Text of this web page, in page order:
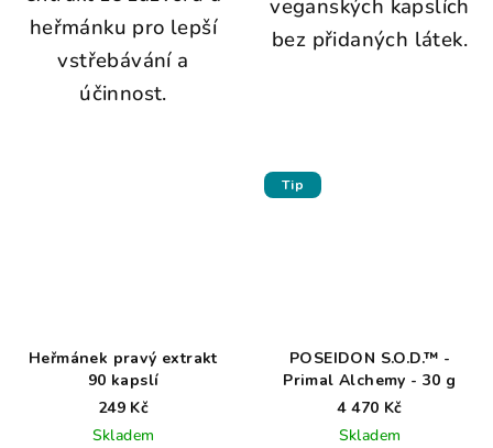
heřmánku pro lepší
vstřebávání a
účinnost.
veganských kapslích
bez přidaných látek.
Heřmánek pravý extrakt
90 kapslí
249 Kč
Skladem
Tip
POSEIDON S.O.D.™ -
Primal Alchemy - 30 g
4 470 Kč
Skladem